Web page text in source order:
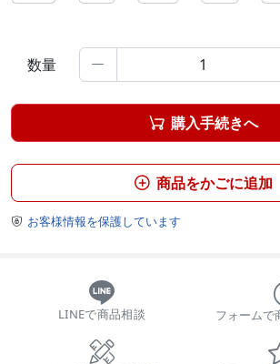
数量 
 購入手続きへ
 商品をかごに追加
 お客様情報を保護しています
LINEで商品相談 フォームで